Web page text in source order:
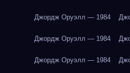
Джордж Оруэлл — 1984
Джордж Оруэлл — 1984
Джордж Оруэлл — 1984